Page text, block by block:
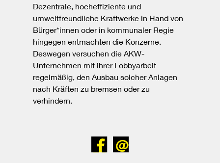
Dezentrale, hocheffiziente und
umweltfreundliche Kraftwerke in Hand von
Bürger*innen oder in kommunaler Regie
hingegen entmachten die Konzerne.
Deswegen versuchen die AKW-
Unternehmen mit ihrer Lobbyarbeit
regelmäßig, den Ausbau solcher Anlagen
nach Kräften zu bremsen oder zu
verhindern.
BeiSenden